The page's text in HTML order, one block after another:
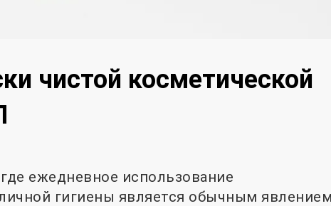
чистой косметической
ежедневное использование
гигиены является обычным